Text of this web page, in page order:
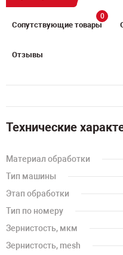
Сопутствующие товары
0
Отзывы
Технические
Материал обработки
Тип машины
Этап обработки
Тип по номеру
Зернистость, мкм
Зернистость, mesh